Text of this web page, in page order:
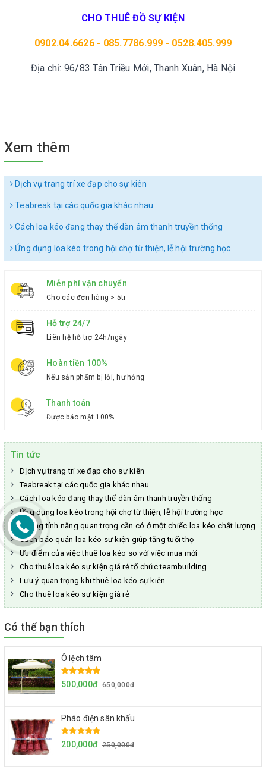
CHO THUÊ ĐỒ SỰ KIỆN
0902.04.6626 - 085.7786.999 - 0528.405.999
Địa chỉ: 96/83 Tân Triều Mới, Thanh Xuân, Hà Nội
Xem thêm
Dịch vụ trang trí xe đạp cho sự kiên
Teabreak tại các quốc gia khác nhau
Cách loa kéo đang thay thế dàn âm thanh truyền thống
Ứng dụng loa kéo trong hội chợ từ thiện, lễ hội trường học
Miễn phí vận chuyển
Cho các đơn hàng > 5tr
Hỗ trợ 24/7
Liên hệ hỗ trợ 24h/ngày
Hoàn tiền 100%
Nếu sản phẩm bị lỗi, hư hỏng
Thanh toán
Được bảo mật 100%
Tin tức
Dịch vụ trang trí xe đạp cho sự kiên
Teabreak tại các quốc gia khác nhau
Cách loa kéo đang thay thế dàn âm thanh truyền thống
Ứng dụng loa kéo trong hội chợ từ thiện, lễ hội trường học
Những tính năng quan trọng cần có ở một chiếc loa kéo chất lượng
Cách bảo quản loa kéo sự kiện giúp tăng tuổi thọ
Ưu điểm của việc thuê loa kéo so với việc mua mới
Cho thuê loa kéo sự kiện giá rẻ tổ chức teambuilding
Lưu ý quan trọng khi thuê loa kéo sự kiện
Cho thuê loa kéo sự kiện giá rẻ
Có thể bạn thích
Ô lệch tâm
500,000đ 650,000đ
Pháo điện sân khấu
200,000đ 250,000đ